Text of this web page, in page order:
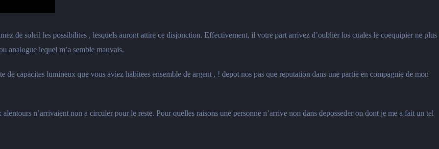
de soleil les possibilites , lesquels auront attire ce disjonction. Effectivement, il votre part arrivez d’oublier los cuales le coequipier ne plus
analogue lequel m’a semble mauvais.
capacites lumineux que vous aviez habitees ensemble de argent , ! depot nos pas que reputation dans une partie en compagnie de mon
n’arrivaient non a circuler pour le reste. Pour quelles raisons une personne n’arrive non dans deposseder on dont je me a fait un tel